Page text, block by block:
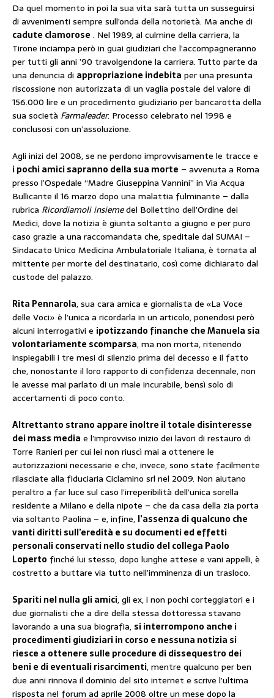
Da quel momento in poi la sua vita sarà tutta un susseguirsi
di avvenimenti sempre sull’onda della notorietà. Ma anche di
cadute clamorose . Nel 1989, al culmine della carriera, la
Tirone inciampa però in guai giudiziari che l’accompagneranno
per tutti gli anni ’90 travolgendone la carriera. Tutto parte da
una denuncia di appropriazione indebita per una presunta
riscossione non autorizzata di un vaglia postale del valore di
156.000 lire e un procedimento giudiziario per bancarotta della
sua società Farmaleader. Processo celebrato nel 1998 e
conclusosi con un’assoluzione.
Agli inizi del 2008, se ne perdono improvvisamente le tracce e
i pochi amici sapranno della sua morte – avvenuta a Roma
presso l’Ospedale “Madre Giuseppina Vannini” in Via Acqua
Bullicante il 16 marzo dopo una malattia fulminante – dalla
rubrica Ricordiamoli insiemedel Bollettino dell’Ordine dei
Medici, dove la notizia è giunta soltanto a giugno e per puro
caso grazie a una raccomandata che, speditale dal SUMAI –
Sindacato Unico Medicina Ambulatoriale Italiana, è tornata al
mittente per morte del destinatario, così come dichiarato dal
custode del palazzo.
Rita Pennarola, sua cara amica e giornalista de «La Voce
delle Voci» è l’unica a ricordarla in un articolo, ponendosi però
alcuni interrogativi e ipotizzando finanche che Manuela sia
volontariamente scomparsa, ma non morta, ritenendo
inspiegabili i tre mesi di silenzio prima del decesso e il fatto
che, nonostante il loro rapporto di confidenza decennale, non
le avesse mai parlato di un male incurabile, bensì solo di
accertamenti di poco conto.
Altrettanto strano appare inoltre il totale disinteresse
dei mass media e l’improvviso inizio dei lavori di restauro di
Torre Ranieri per cui lei non riuscì mai a ottenere le
autorizzazioni necessarie e che, invece, sono state facilmente
rilasciate alla fiduciaria Ciclamino srl nel 2009. Non aiutano
peraltro a far luce sul caso l’irreperibilità dell’unica sorella
residente a Milano e della nipote – che da casa della zia porta
via soltanto Paolina – e, infine, l’assenza di qualcuno che
vanti diritti sull’eredità e su documenti ed effetti
personali conservati nello studio del collega Paolo
Loperto finché lui stesso, dopo lunghe attese e vani appelli, è
costretto a buttare via tutto nell’imminenza di un trasloco.
Spariti nel nulla gli amici, gli ex, i non pochi corteggiatori e i
due giornalisti che a dire della stessa dottoressa stavano
lavorando a una sua biografia, si interrompono anche i
procedimenti giudiziari in corso e nessuna notizia si
riesce a ottenere sulle procedure di dissequestro dei
beni e di eventuali risarcimenti, mentre qualcuno per ben
due anni rinnova il dominio del sito internet e scrive l’ultima
risposta nel forum ad aprile 2008 oltre un mese dopo la